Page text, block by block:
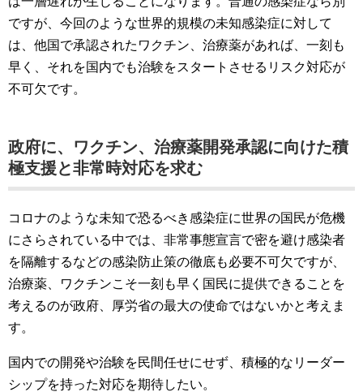
ですが、今回のような世界的規模の未知感染症に対して
は、他国で承認されたワクチン、治療薬があれば、一刻も
早く、それを国内でも治験をスタートさせるリスク対応が
不可欠です。
政府に、ワクチン、治療薬開発承認に向けた積
極支援と非常時対応を求む
コロナのような未知で恐るべき感染症に世界の国民が危機
にさらされている中では、非常事態宣言で密を避け感染者
を隔離するなどの感染防止策の徹底も必要不可欠ですが、
治療薬、ワクチンこそ一刻も早く国民に提供できることを
考えるのが政府、厚労省の最大の使命ではないかと考えま
す。
国内での開発や治験を民間任せにせず、積極的なリーダー
シップを持った対応を期待したい。